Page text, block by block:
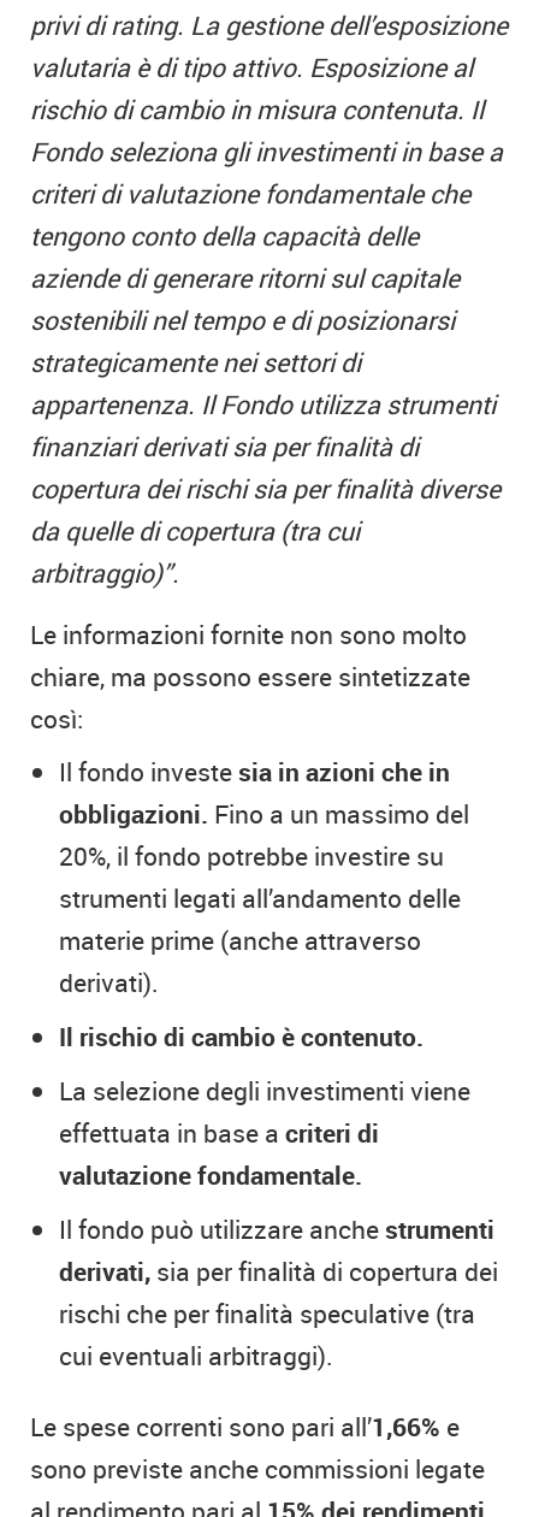
privi di rating. La gestione dell’esposizione
valutaria è di tipo attivo. Esposizione al
rischio di cambio in misura contenuta. Il
Fondo seleziona gli investimenti in base a
criteri di valutazione fondamentale che
tengono conto della capacità delle
aziende di generare ritorni sul capitale
sostenibili nel tempo e di posizionarsi
strategicamente nei settori di
appartenenza. Il Fondo utilizza strumenti
finanziari derivati sia per finalità di
copertura dei rischi sia per finalità diverse
da quelle di copertura (tra cui
arbitraggio)”.
Le informazioni fornite non sono molto
chiare, ma possono essere sintetizzate
così:
Il fondo investesia in azioni che in
obbligazioni. Fino a un massimo del
20%, il fondo potrebbe investire su
strumenti legati all’andamento delle
materie prime (anche attraverso
derivati).
Il rischio di cambio è contenuto.
La selezione degli investimenti viene
effettuata in base a criteri di
valutazione fondamentale.
Il fondo può utilizzare anchestrumenti
derivati, sia per finalità di copertura dei
rischi che per finalità speculative (tra
cui eventuali arbitraggi).
Le spese correnti sono pari all’1,66% e
sono previste anche commissioni legate